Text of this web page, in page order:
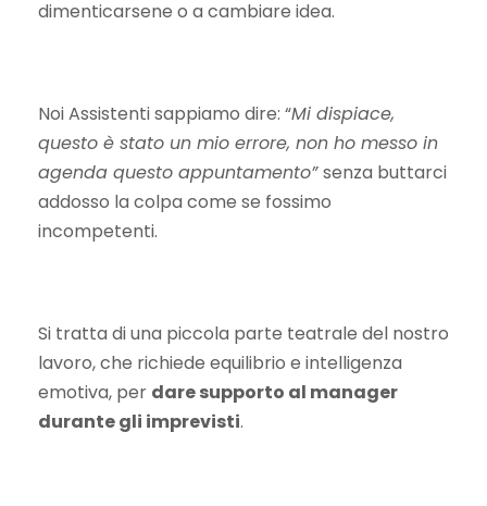
dimenticarsene o a cambiare idea.
Noi Assistenti sappiamo dire: “Mi dispiace,
questo è stato un mio errore, non ho messo in
agenda questo appuntamento”senza buttarci
addosso la colpa come se fossimo
incompetenti.
Si tratta di una piccola parte teatrale del nostro
lavoro, che richiede equilibrio e intelligenza
emotiva, per dare supporto al manager
durante gli imprevisti.